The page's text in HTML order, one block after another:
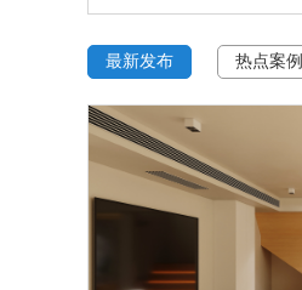
最新发布 热点案例